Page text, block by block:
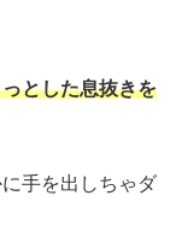
とした息抜きを
手を出しちゃダ